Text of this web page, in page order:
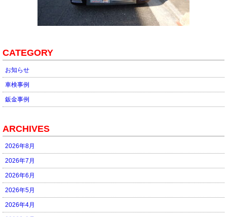
CATEGORY
お知らせ
車検事例
鈑金事例
ARCHIVES
2026年8月
2026年7月
2026年6月
2026年5月
2026年4月